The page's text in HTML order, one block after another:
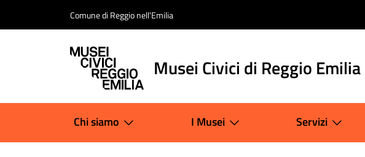
Comune di Reggio nell'Emilia
Musei Civici di Reggio Emilia
Chi siamo I Musei Servizi